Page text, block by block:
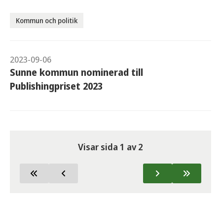
Kommun och politik
2023-09-06
Sunne kommun nominerad till
Publishingpriset 2023
Visar sida 1 av2